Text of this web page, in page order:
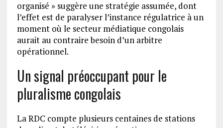
organisé » suggère une stratégie assumée, dont
l’effet est de paralyser l’instance régulatrice à un
moment où le secteur médiatique congolais
aurait au contraire besoin d’un arbitre
opérationnel.
Un signal préoccupant pour le
pluralisme congolais
La RDC compte plusieurs centaines de stations